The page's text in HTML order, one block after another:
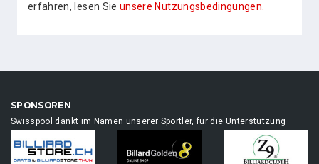
erfahren, lesen Sie unsere Nutzungsbedingungen.
SPONSOREN
Swisspool dankt im Namen unserer Sportler, für die Unterstützung